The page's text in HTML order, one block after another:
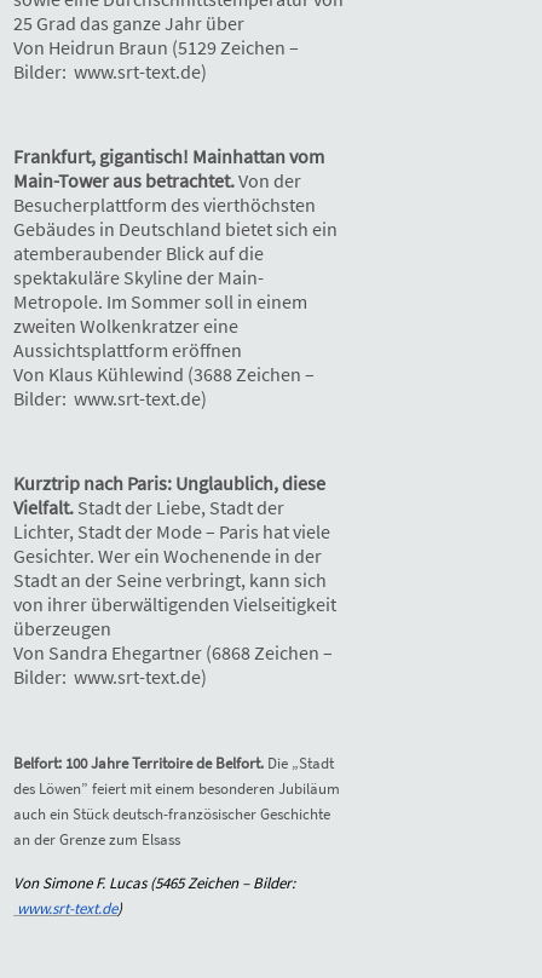
25 Grad das ganze Jahr über
Von Heidrun Braun (5129 Zeichen –
Bilder: www.srt-text.de)
Frankfurt, gigantisch! Mainhattan vom
Main-Tower aus betrachtet.Von der
Besucherplattform des vierthöchsten
Gebäudes in Deutschland bietet sich ein
atemberaubender Blick auf die
spektakuläre Skyline der Main-
Metropole. Im Sommer soll in einem
zweiten Wolkenkratzer eine
Aussichtsplattform eröffnen
Von Klaus Kühlewind (3688 Zeichen –
Bilder: www.srt-text.de)
Kurztrip nach Paris: Unglaublich, diese
Vielfalt. Stadt der Liebe, Stadt der
Lichter, Stadt der Mode – Paris hat viele
Gesichter. Wer ein Wochenende in der
Stadt an der Seine verbringt, kann sich
von ihrer überwältigenden Vielseitigkeit
überzeugen
Von Sandra Ehegartner (6868 Zeichen –
Bilder: www.srt-text.de)
Belfort: 100 Jahre Territoire de Belfort. Die „Stadt
des Löwen” feiert mit einem besonderen Jubiläum
auch ein Stück deutsch-französischer Geschichte
an der Grenze zum Elsass
Von Simone F. Lucas (5465Zeichen – Bilder:
www.srt-text.de)